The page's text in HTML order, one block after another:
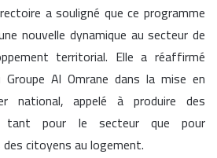
a souligné que ce programme
nouvelle dynamique au secteur de
territorial. Elle a réaffirmé
Al Omrane dans la mise en
national, appelé à produire des
tant pour le secteur que pour
des citoyens au logement.